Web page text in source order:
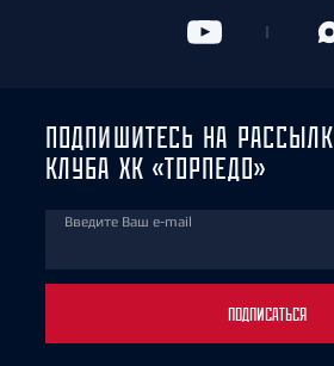
ПОДПИШИТЕСЬ НА
КЛУБА ХК «ТОРПЕДО»
Введите Ваш e-mail
ПОДПИСАТЬСЯ